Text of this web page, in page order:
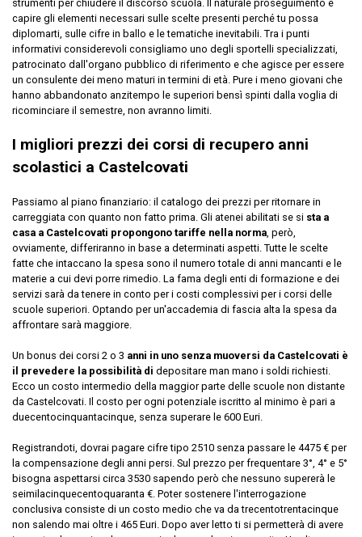
strumenti per chiudere il discorso scuola. Il naturale proseguimento è
capire gli elementi necessari sulle scelte presenti perché tu possa
diplomarti, sulle cifre in ballo e le tematiche inevitabili. Tra i punti
informativi considerevoli consigliamo uno degli sportelli specializzati,
patrocinato dall'organo pubblico di riferimento e che agisce per essere
un consulente dei meno maturi in termini di età. Pure i meno giovani che
hanno abbandonato anzitempo le superiori bensì spinti dalla voglia di
ricominciare il semestre, non avranno limiti.
I migliori prezzi dei corsi di recupero anni
scolastici a Castelcovati
Passiamo al piano finanziario: il catalogo dei prezzi per ritornare in
carreggiata con quanto non fatto prima. Gli atenei abilitati se si sta a
casa a Castelcovati propongono tariffe nella norma , però,
ovviamente, differiranno in base a determinati aspetti. Tutte le scelte
fatte che intaccano la spesa sono il numero totale di anni mancanti e le
materie a cui devi porre rimedio. La fama degli enti di formazione e dei
servizi sarà da tenere in conto per i costi complessivi per i corsi delle
scuole superiori. Optando per un'accademia di fascia alta la spesa da
affrontare sarà maggiore.
Un bonus dei corsi 2 o 3 anni in uno senza muoversi da Castelcovati è
il prevedere la possibilità di depositare man mano i soldi richiesti.
Ecco un costo intermedio della maggior parte delle scuole non distante
da Castelcovati. Il costo per ogni potenziale iscritto al minimo è pari a
duecentocinquantacinque, senza superare le 600 Euri.
Registrandoti, dovrai pagare cifre tipo 2510 senza passare le 4475 € per
la compensazione degli anni persi. Sul prezzo per frequentare 3°, 4° e 5°
bisogna aspettarsi circa 3530 sapendo però che nessuno supererà le
seimilacinquecentoquaranta €. Poter sostenere l'interrogazione
conclusiva consiste di un costo medio che va da trecentotrentacinque
non salendo mai oltre i 465 Euri. Dopo aver letto ti si permetterà di avere